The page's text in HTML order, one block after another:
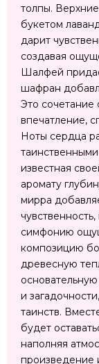
толпы.
букетом
дарит
создавая
Шалфей
шафран
Это сочетание
впечатление,
Ноты сердца
известная
аромату
мирра
симфонию
композицию
древесную
и
таинств.
будет
наполняя
произведение